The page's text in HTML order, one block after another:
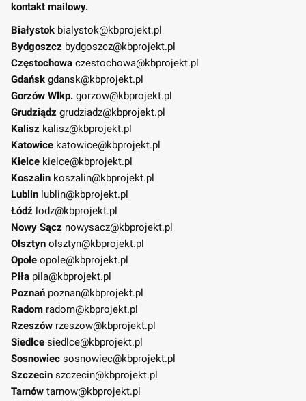
kontakt mailowy.
Białystok bialystok@kbprojekt.pl
Bydgoszcz bydgoszcz@kbprojekt.pl
Częstochowa czestochowa@kbprojekt.pl
Gdańsk gdansk@kbprojekt.pl
Gorzów Wlkp. gorzow@kbprojekt.pl
Grudziądz grudziadz@kbprojekt.pl
Kalisz kalisz@kbprojekt.pl
Katowice katowice@kbprojekt.pl
Kielce kielce@kbprojekt.pl
Koszalin koszalin@kbprojekt.pl
Lublin lublin@kbprojekt.pl
Łódź lodz@kbprojekt.pl
Nowy Sącz nowysacz@kbprojekt.pl
Olsztyn olsztyn@kbprojekt.pl
Opole opole@kbprojekt.pl
Piła pila@kbprojekt.pl
Poznań poznan@kbprojekt.pl
Radom radom@kbprojekt.pl
Rzeszów rzeszow@kbprojekt.pl
Siedlce siedlce@kbprojekt.pl
Sosnowiec sosnowiec@kbprojekt.pl
Szczecin szczecin@kbprojekt.pl
Tarnów tarnow@kbprojekt.pl